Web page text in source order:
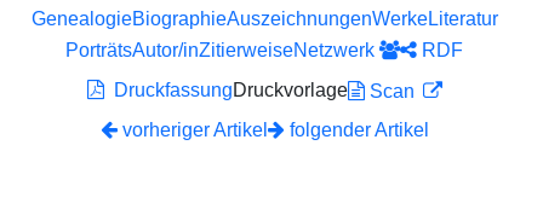
GenealogieBiographieAuszeichnungenWerkeLiteratur
PorträtsAutor/inZitierweiseNetzwerk
RDF
DruckfassungDruckvorlage
Scan
vorheriger Artikel
folgender Artikel